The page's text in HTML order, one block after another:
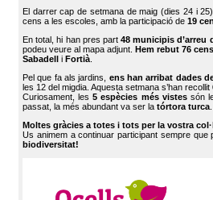
El darrer cap de setmana de maig (dies 24 i
cens a les escoles, amb la participació de 19
En total, hi han pres part48 municipis d’arreu
podeu veure al mapa adjunt. Hem rebut 76
Sabadell i Fortià
Pel que fa als jardins, ens han arribat dades
les 12 del migdia. Aquesta setmana s’han recollit
Curiosament, les5 espècies més vistessón
passat, la més abundant va ser la tórtora turca
Moltes gràcies a totes i tots per la vostra
Us animem a continuar participant sempre que
biodiversitat!